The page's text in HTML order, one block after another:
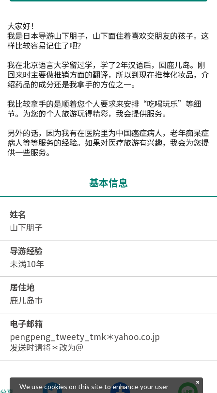
大家好！
我是日本导游山下朋子，山下面住着喜欢交朋友的孩子。这
样比较容易记住了吧？
我在北京语言大学留过学，学了2年汉语后，回鹿儿岛。刚
回来时主要做推销方面的翻译，所以到现在推荐化妆品，介
绍药品的成分还是我拿手的方位之一。
我比较拿手的是顺着您个人要求来安排“吃喝玩乐”等细
节。为您的个人旅游玩得精彩，我会提供服务。
另外的话，因为我有在医院里为中国癌症病人，老年痴呆症
病人等等服务的经验。如果对医疗旅游有兴趣，我会为您提
供一些服务。
基本信息
姓名
山下朋子
导游经验
未满10年
居住地
鹿儿岛市
电子邮箱
pengpeng_tweety_tmk＊yahoo.co.jp
发送时请将＊改为＠
We use cookies on this site to enhance your user